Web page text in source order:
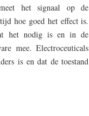
het signaal op de
hoe goed het effect is.
het nodig is en in de
mee. Electroceuticals
is en dat de toestand